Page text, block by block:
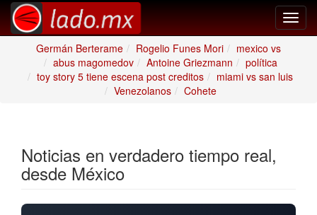
Germán Berterame
Rogelio Funes Mori
mexico vs
abus magomedov
Antoine Griezmann
política
toy story 5 tiene escena post creditos
miami vs san luis
Venezolanos
Cohete
Noticias en verdadero tiempo real,
desde México